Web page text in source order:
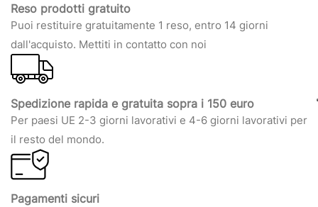
Reso prodotti gratuito
Puoi restituire gratuitamente 1 reso, entro 14 giorni
dall'acquisto. Mettiti in contatto con noi
Spedizione rapida e gratuita sopra i 150 euro
Per paesi UE 2-3 giorni lavorativi e 4-6 giorni lavorativi per
il resto del mondo.
Pagamenti sicuri